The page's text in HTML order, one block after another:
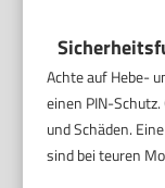
Achte auf Hebe-
einen PIN-
und Schäden.
sind bei teuren